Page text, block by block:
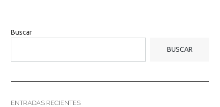
Buscar
BUSCAR
ENTRADAS RECIENTES